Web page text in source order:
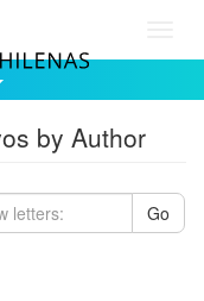
by Author
Go